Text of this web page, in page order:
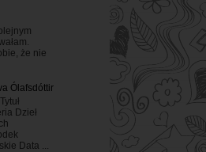
że nie
Ólafsdóttir
Dzieł
Data ...